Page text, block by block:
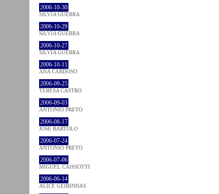
2006-10-30
SÍLVIA GUERRA
2006-10-29
SÍLVIA GUERRA
2006-10-27
SÍLVIA GUERRA
2006-10-11
ANA CARDOSO
2006-09-25
TERESA CASTRO
2006-09-03
ANTÓNIO PRETO
2006-08-17
JOSÉ BÁRTOLO
2006-07-24
ANTÓNIO PRETO
2006-07-06
MIGUEL CAISSOTTI
2006-06-14
ALICE GEIRINHAS